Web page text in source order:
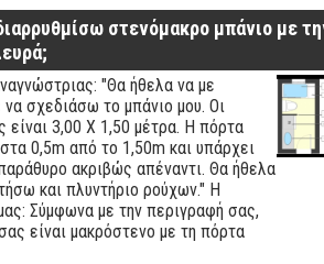
στενόμακρο μπάνιο με
"Θα ήθελα να με
σχεδιάσω το μπάνιο μου. Οι
είναι 3,00 Χ 1,50 μέτρα. Η πόρτα
0,5m από το 1,50m και υπάρχει
ακριβώς απέναντι. Θα ήθελα
και πλυντήριο ρούχων." Η
Σύμφωνα με την περιγραφή σας,
είναι μακρόστενο με τη πόρτα